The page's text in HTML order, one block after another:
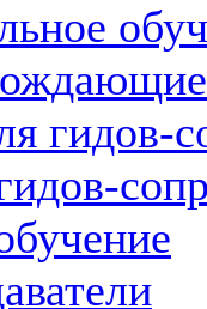
гидов-